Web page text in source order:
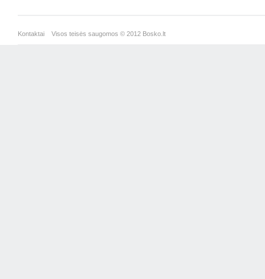
Kontaktai Visos teisės saugomos © 2012 Bosko.lt